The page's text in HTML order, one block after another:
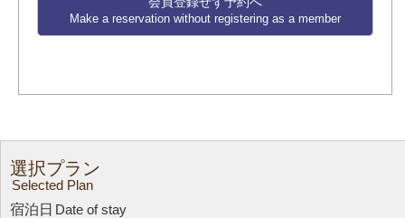
Make a reservation without registering as a member
選択プラン
Selected Plan
宿泊日 Date of stay